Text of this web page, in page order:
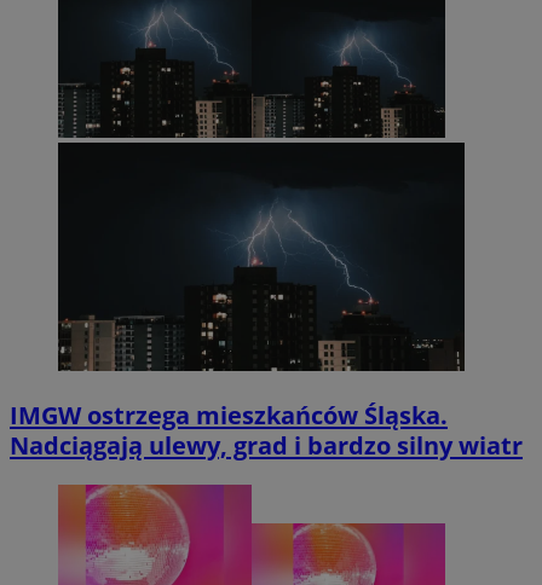
IMGW ostrzega mieszkańców Śląska.
Nadciągają ulewy, grad i bardzo silny wiatr